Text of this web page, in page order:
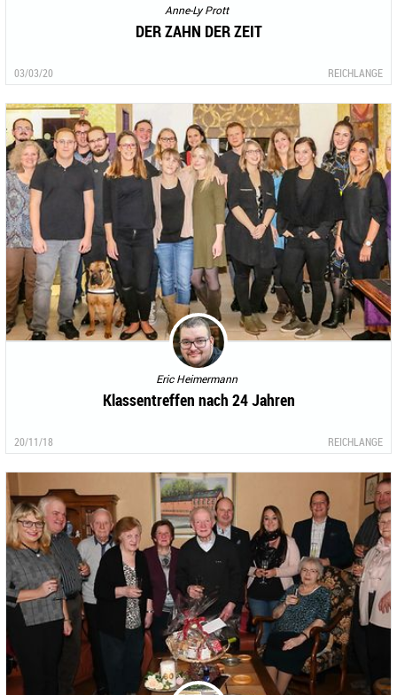
Anne-Ly Prott
DER ZAHN DER ZEIT
03/03/20 REICHLANGE
Eric Heimermann
Klassentreffen nach 24 Jahren
20/11/18 REICHLANGE